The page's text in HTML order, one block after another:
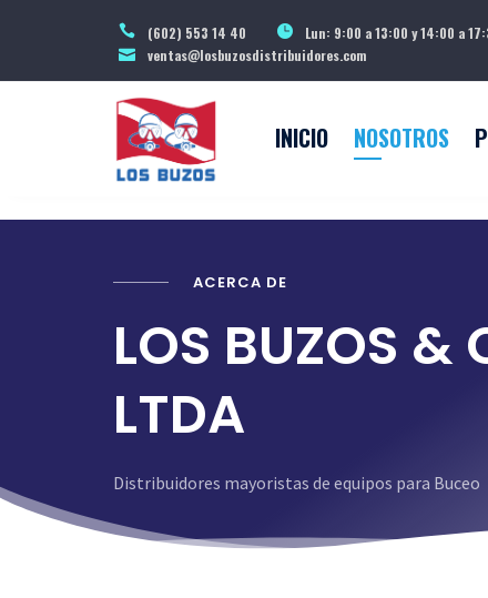
(602) 553 14 40 Lun: 9:00 a 13:00 y 14:00 a
ventas@losbuzosdistribuidores.com
INICIO NOSOTROS
ACERCA DE
LOS BUZOS &
LTDA
Distribuidores mayoristas de equipos para Buceo